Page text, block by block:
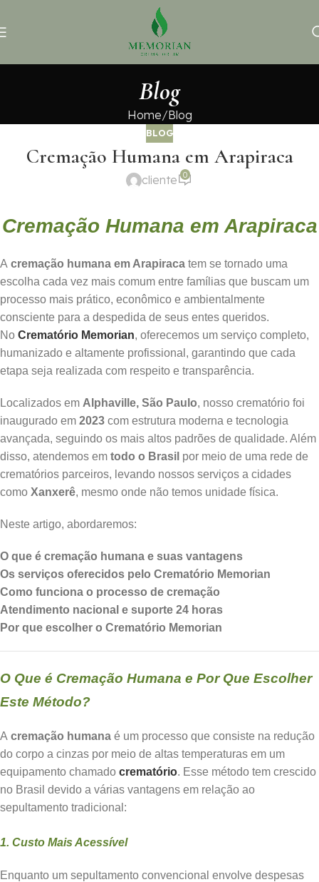
Blog
Home Blog
BLOG
Cremação Humana em Arapiraca
cliente 0
Cremação Humana em Arapiraca
A cremação humana em Arapiraca tem se tornado uma
escolha cada vez mais comum entre famílias que buscam um
processo mais prático, econômico e ambientalmente
consciente para a despedida de seus entes queridos.
No Crematório Memorian, oferecemos um serviço completo,
humanizado e altamente profissional, garantindo que cada
etapa seja realizada com respeito e transparência.
Localizados em Alphaville, São Paulo, nosso crematório foi
inaugurado em 2023 com estrutura moderna e tecnologia
avançada, seguindo os mais altos padrões de qualidade. Além
disso, atendemos em todo o Brasil por meio de uma rede de
crematórios parceiros, levando nossos serviços a cidades
como Xanxerê, mesmo onde não temos unidade física.
Neste artigo, abordaremos:
O que é cremação humana e suas vantagens
Os serviços oferecidos pelo Crematório Memorian
Como funciona o processo de cremação
Atendimento nacional e suporte 24 horas
Por que escolher o Crematório Memorian
O Que é Cremação Humana e Por Que Escolher
Este Método?
A cremação humana é um processo que consiste na redução
do corpo a cinzas por meio de altas temperaturas em um
equipamento chamado crematório. Esse método tem crescido
no Brasil devido a várias vantagens em relação ao
sepultamento tradicional:
1. Custo Mais Acessível
Enquanto um sepultamento convencional envolve despesas